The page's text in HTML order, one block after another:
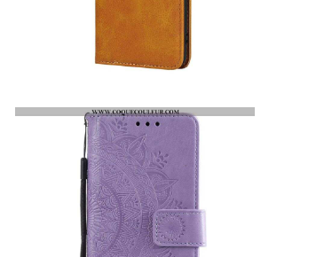
FLIP COVER SAMSUNG GALAXY M21 CUIR FENDU ÉLÉGANCE